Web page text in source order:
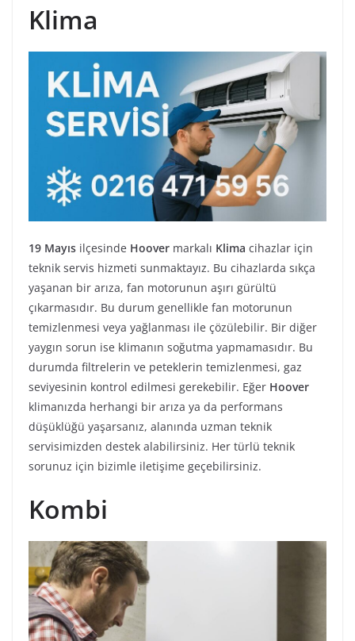
Klima
19 Mayıs ilçesinde Hoover markalı Klima cihazlar için
teknik servis hizmeti sunmaktayız. Bu cihazlarda sıkça
yaşanan bir arıza, fan motorunun aşırı gürültü
çıkarmasıdır. Bu durum genellikle fan motorunun
temizlenmesi veya yağlanması ile çözülebilir. Bir diğer
yaygın sorun ise klimanın soğutma yapmamasıdır. Bu
durumda filtrelerin ve peteklerin temizlenmesi, gaz
seviyesinin kontrol edilmesi gerekebilir. Eğer Hoover
klimanızda herhangi bir arıza ya da performans
düşüklüğü yaşarsanız, alanında uzman teknik
servisimizden destek alabilirsiniz. Her türlü teknik
sorunuz için bizimle iletişime geçebilirsiniz.
Kombi